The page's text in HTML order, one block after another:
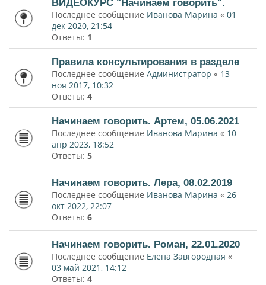
ВИДЕОКУРС "Начинаем говорить".
Последнее сообщение Иванова Марина « 01
дек 2020, 21:54
Ответы: 1
Правила консультирования в разделе
Последнее сообщение Администратор « 13
ноя 2017, 10:32
Ответы: 4
Начинаем говорить. Артем, 05.06.2021
Последнее сообщение Иванова Марина « 10
апр 2023, 18:52
Ответы: 5
Начинаем говорить. Лера, 08.02.2019
Последнее сообщение Иванова Марина « 26
окт 2022, 22:07
Ответы: 6
Начинаем говорить. Роман, 22.01.2020
Последнее сообщение Елена Завгородная «
03 май 2021, 14:12
Ответы: 4